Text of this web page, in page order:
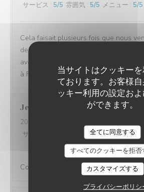
当サイトはクッキー
ております。お客様自
ッキー利用の設定お
ができます。
全てに同意する
すべてのクッキーを拒否
カスタマイズする
プライバシーポリシ
サービス : 5/5 雰囲気 : 5/5 メニュー : 5/5
Cela faisait plusieurs fois que nous
de Sidi Bou Saîd.. Le cadre est
avec les illuminations. Serveurs au
à Frakito :)), plats délicieux.
Jean charles
2026-08-05
サービス
5/5 メニュー:5
Comme à son habitude, parfait!
LES JARDINS DE SIDI